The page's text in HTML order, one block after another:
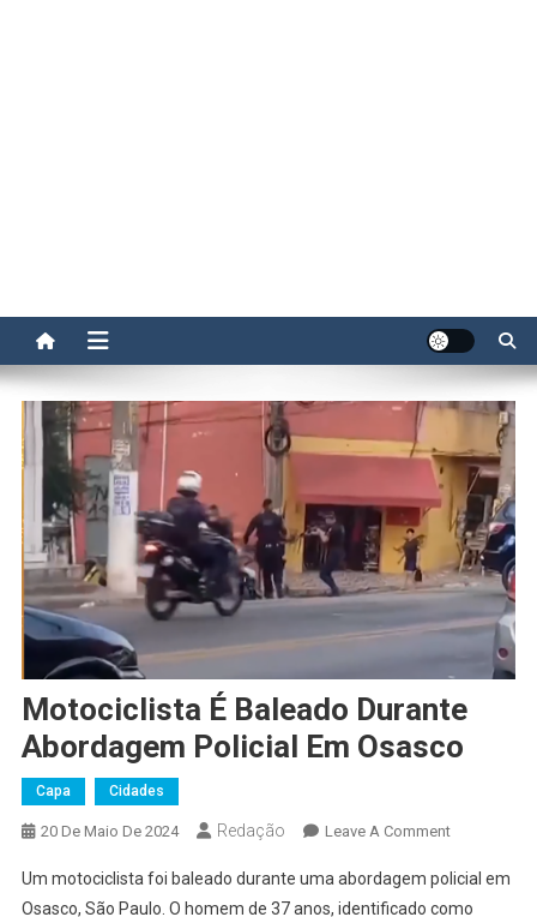
Motociclista É Baleado Durante
Abordagem Policial Em Osasco
Capa Cidades
20 De Maio De 2024 Redação Leave A CommentOn
É
Baleado
Um motociclista foi baleado durante uma abordagem policial em
Osasco, São Paulo. O homem de 37 anos, identificado como